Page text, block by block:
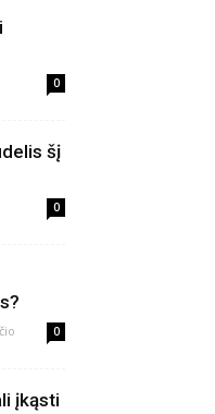
0
šį
0
0
įkąsti